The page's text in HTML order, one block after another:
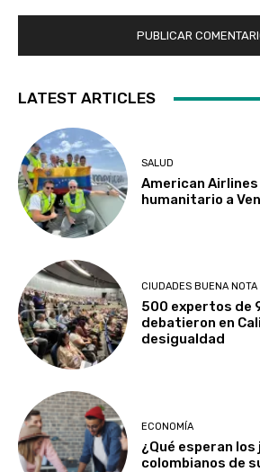
LATEST ARTICLES
SALUD
American
humanitario a
CIUDADES BUENA NOTA
500 expertos de
debatieron en
desigualdad
ECONOMÍA
¿Qué esperan los
colombianos de